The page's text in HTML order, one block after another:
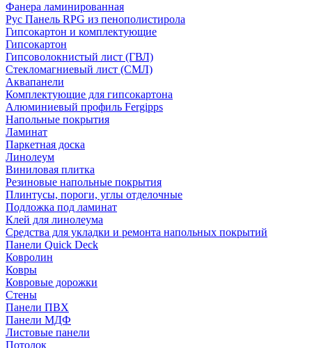
Фанера ламинированная
Рус Панель RPG из пенополистирола
Гипсокартон и комплектующие
Гипсокартон
Гипсоволокнистый лист (ГВЛ)
Стекломагниевый лист (СМЛ)
Аквапанели
Комплектующие для гипсокартона
Алюминиевый профиль Fergipps
Напольные покрытия
Ламинат
Паркетная доска
Линолеум
Виниловая плитка
Резиновые напольные покрытия
Плинтусы, пороги, углы отделочные
Подложка под ламинат
Клей для линолеума
Средства для укладки и ремонта напольных покрытий
Панели Quick Deck
Ковролин
Ковры
Ковровые дорожки
Стены
Панели ПВХ
Панели МДФ
Листовые панели
Потолок